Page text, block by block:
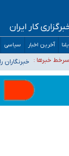
کار ایران
آخرین اخبار سیاسی
سرخط خبرها :
تعویق آزمون ورودی
آخرین
هیچ پرستاری بازداشت
ثبت‌نام بخش عمده